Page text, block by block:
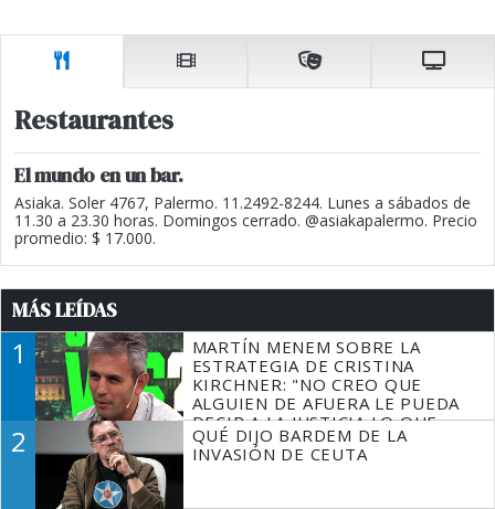
Restaurantes
El mundo en un bar.
Asiaka. Soler 4767, Palermo. 11.2492-8244. Lunes a sábados de
11.30 a 23.30 horas. Domingos cerrado. @asiakapalermo. Precio
promedio: $ 17.000.
MÁS LEÍDAS
1
MARTÍN MENEM SOBRE LA
ESTRATEGIA DE CRISTINA
KIRCHNER: "NO CREO QUE
ALGUIEN DE AFUERA LE PUEDA
DECIR A LA JUSTICIA LO QUE
TIENE QUE HACER"
2
QUÉ DIJO BARDEM DE LA
INVASIÓN DE CEUTA